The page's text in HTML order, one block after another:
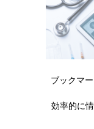
ALLの治療法
ブックマ
効率的に